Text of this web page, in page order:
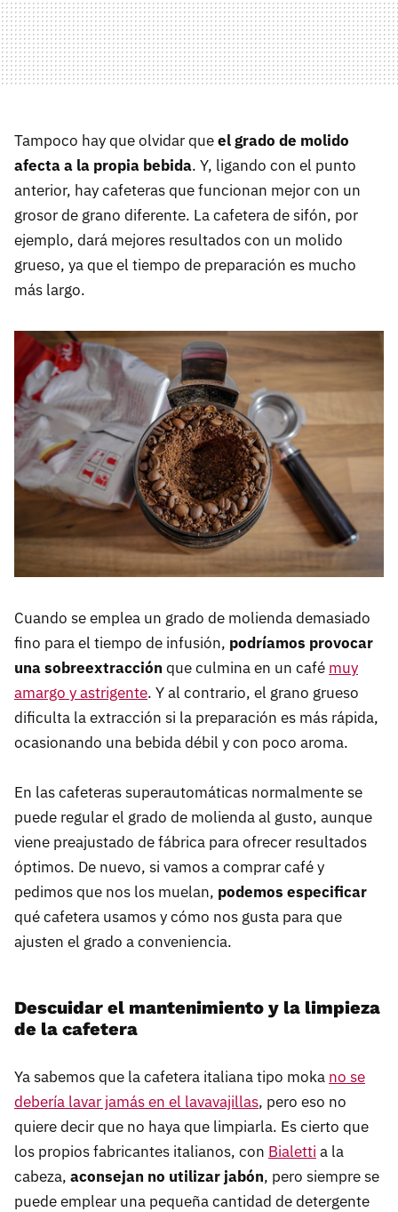
Tampoco hay que olvidar queel grado de molido
afecta a la propia bebida. Y, ligando con el punto
anterior, hay cafeteras que funcionan mejor con un
grosor de grano diferente. La cafetera de sifón, por
ejemplo, dará mejores resultados con un molido
grueso, ya que el tiempo de preparación es mucho
más largo.
Cuando se emplea un grado de molienda demasiado
fino para el tiempo de infusión, podríamos provocar
una sobreextracción que culmina en un café muy
amargo y astrigente. Y al contrario, el grano grueso
dificulta la extracción si la preparación es más rápida,
ocasionando una bebida débil y con poco aroma.
En las cafeteras superautomáticas normalmente se
puede regular el grado de molienda al gusto, aunque
viene preajustado de fábrica para ofrecer resultados
óptimos. De nuevo, si vamos a comprar café y
pedimos que nos los muelan, podemos especificar
qué cafetera usamos y cómo nos gusta para que
ajusten el grado a conveniencia.
Descuidar el mantenimiento y la limpieza
de la cafetera
Ya sabemos que la cafetera italiana tipo moka no se
debería lavar jamás en el lavavajillas, pero eso no
quiere decir que no haya que limpiarla. Es cierto que
los propios fabricantes italianos, con Bialetti a la
cabeza, aconsejan no utilizar jabón, pero siempre se
puede emplear una pequeña cantidad de detergente